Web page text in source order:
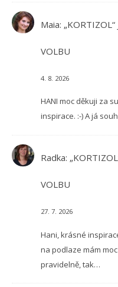
Maia:
VOLBU
4. 8. 2026
HANI moc děkuji za
inspirace. :-) A já
Radka:
VOLBU
27. 7. 2026
Hani, krásné
na podlaze mám
pravidelně, tak…